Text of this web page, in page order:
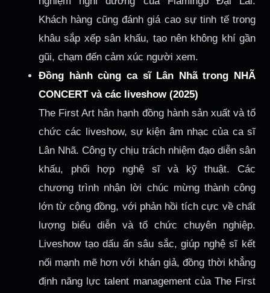
Khách hàng cũng đánh giá cao sự tinh tế trong
khâu sắp xếp sân khấu, tạo nên không khí gần
gũi, chạm đến cảm xúc người xem.
Đồng hành cùng ca sĩ Lân Nhã trong NHÃ
CONCERT và các liveshow (2025)
The First Art hân hạnh đồng hành sản xuất và tổ
chức các liveshow, sự kiện âm nhạc của ca sĩ
Lân Nhã. Công ty chịu trách nhiệm đạo diễn sân
khấu, phối hợp nghệ sĩ và kỹ thuật. Các
chương trình nhận lời chúc mừng thành công
lớn từ cộng đồng, với phản hồi tích cực về chất
lượng biểu diễn và tổ chức chuyên nghiệp.
Liveshow tạo dấu ấn sâu sắc, giúp nghệ sĩ kết
nối mạnh mẽ hơn với khán giả, đồng thời khẳng
định năng lực talent management của The First